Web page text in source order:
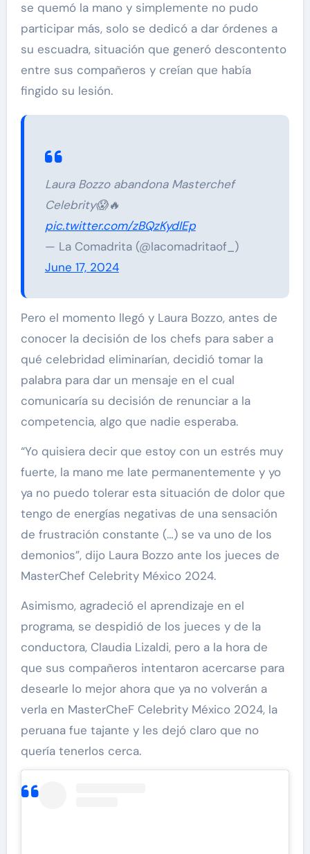
se quemó la mano y simplemente no pudo
participar más, solo se dedicó a dar órdenes a
su escuadra, situación que generó descontento
entre sus compañeros y creían que había
fingido su lesión.
Laura Bozzo abandona Masterchef
Celebrity😱🔥
pic.twitter.com/zBQzKydIEp
— La Comadrita (@lacomadritaof_)
June 17, 2024
Pero el momento llegó y Laura Bozzo, antes de
conocer la decisión de los chefs para saber a
qué celebridad eliminarían, decidió tomar la
palabra para dar un mensaje en el cual
comunicaría su decisión de renunciar a la
competencia, algo que nadie esperaba.
“Yo quisiera decir que estoy con un estrés muy
fuerte, la mano me late permanentemente y yo
ya no puedo tolerar esta situación de dolor que
tengo de energías negativas de una sensación
de frustración constante (…) se va uno de los
demonios”, dijo Laura Bozzo ante los jueces de
MasterChef Celebrity México 2024.
Asimismo, agradeció el aprendizaje en el
programa, se despidió de los jueces y de la
conductora, Claudia Lizaldi, pero a la hora de
que sus compañeros intentaron acercarse para
desearle lo mejor ahora que ya no volverán a
verla en MasterCheF Celebrity México 2024, la
peruana fue tajante y les dejó claro que no
quería tenerlos cerca.